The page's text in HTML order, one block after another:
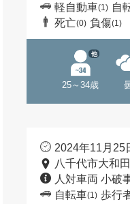
軽自動車(1) 自
死亡(0) 負傷(1)
25～34歳
他
2024年11月25
八千代市大和
人対車両 小破
自転車(1) 歩行